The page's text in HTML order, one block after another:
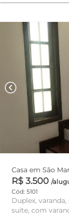
chevron_left
R$ 3.500 /
Cód: 5101
Duplex,
suíte, com